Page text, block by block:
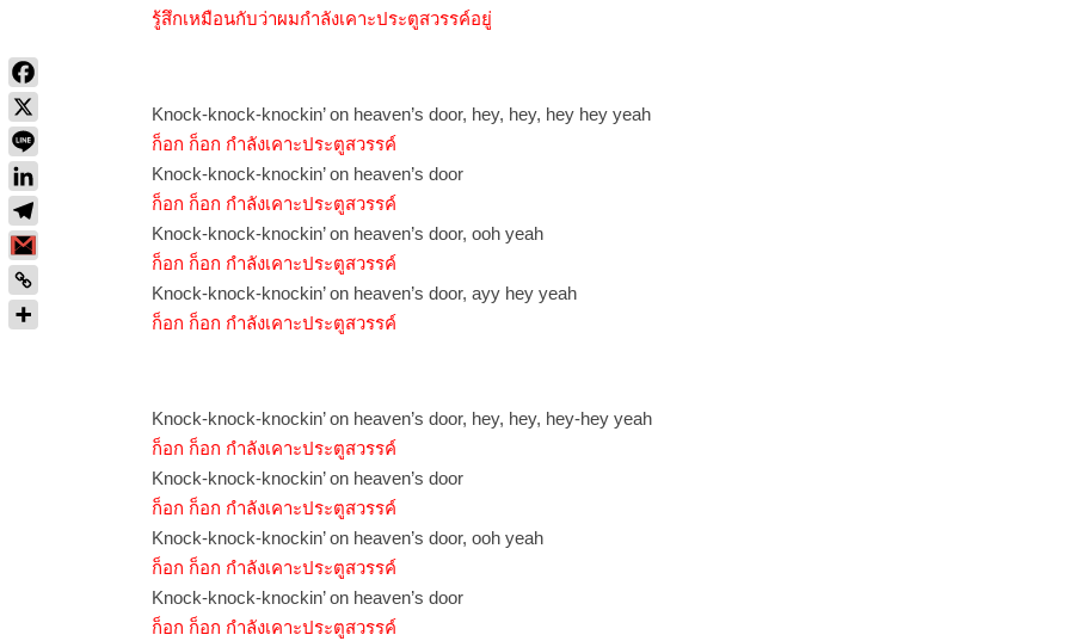
รู้สึกเหมือนกับว่าผมกำลังเคาะประตูสวรรค์อยู่
Knock-knock-knockin’ on heaven’s door, hey, hey, hey hey yeah
ก็อก ก็อก กำลังเคาะประตูสวรรค์
Knock-knock-knockin’ on heaven’s door
ก็อก ก็อก กำลังเคาะประตูสวรรค์
Knock-knock-knockin’ on heaven’s door, ooh yeah
ก็อก ก็อก กำลังเคาะประตูสวรรค์
Knock-knock-knockin’ on heaven’s door, ayy hey yeah
ก็อก ก็อก กำลังเคาะประตูสวรรค์
Knock-knock-knockin’ on heaven’s door, hey, hey, hey-hey yeah
ก็อก ก็อก กำลังเคาะประตูสวรรค์
Knock-knock-knockin’ on heaven’s door
ก็อก ก็อก กำลังเคาะประตูสวรรค์
Knock-knock-knockin’ on heaven’s door, ooh yeah
ก็อก ก็อก กำลังเคาะประตูสวรรค์
Knock-knock-knockin’ on heaven’s door
ก็อก ก็อก กำลังเคาะประตูสวรรค์